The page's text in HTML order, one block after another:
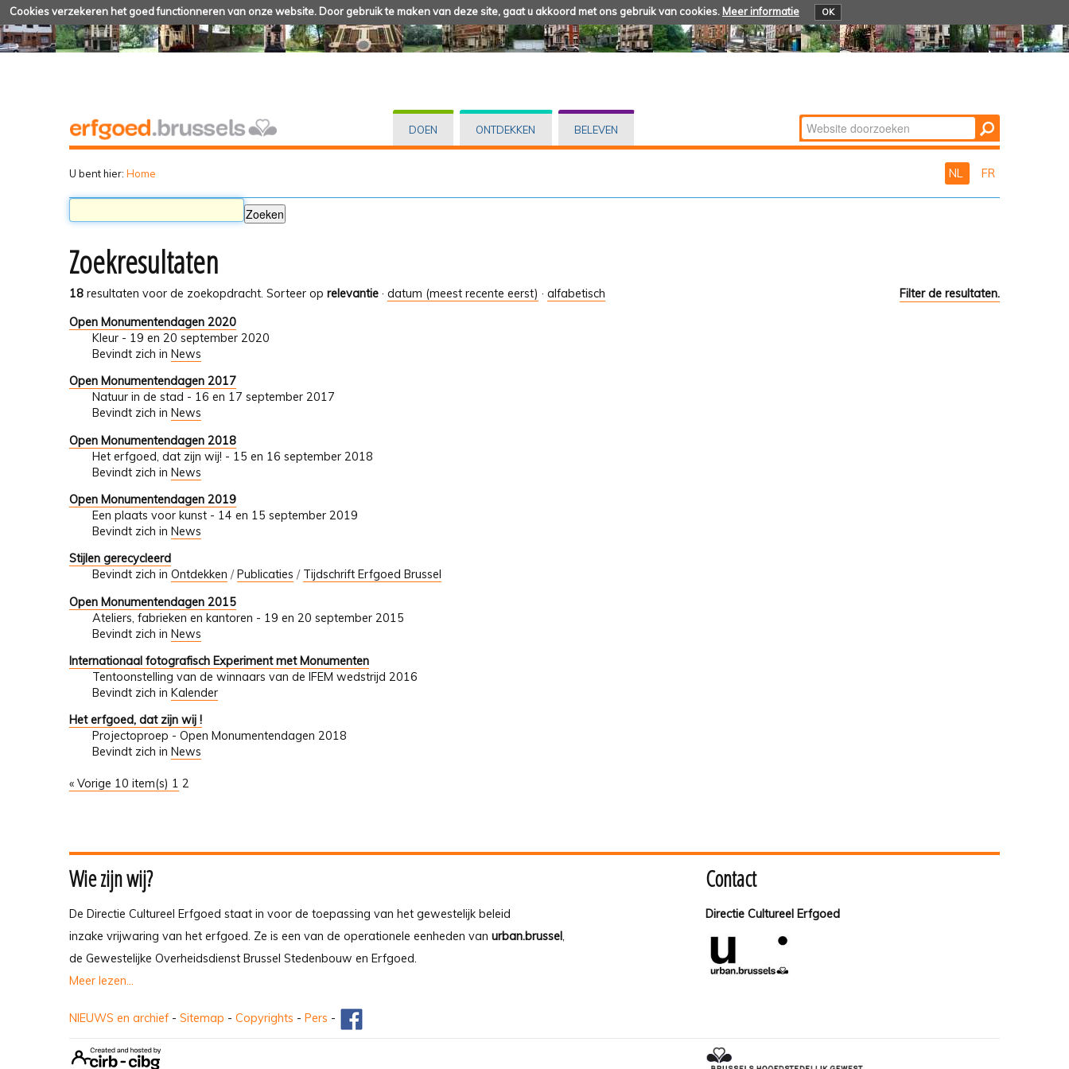
Cookies verzekeren het goed functionneren van onze website. Door gebruik te maken van deze site, gaat u akkoord met ons gebruik van cookies. Meer informatie OK
DOEN ONTDEKKEN BELEVEN Zoek
Geavanceerd
U bent hier: Home NL FR
Zoekresultaten
18 resultaten voor de zoekopdracht. Filter de resultaten.
Sorteer op relevantie · datum (meest recente eerst) · alfabetisch
Open Monumentendagen 2020
Kleur - 19 en 20 september 2020
Bevindt zich in News
Open Monumentendagen 2017
Natuur in de stad - 16 en 17 september 2017
Bevindt zich in News
Open Monumentendagen 2018
Het erfgoed, dat zijn wij! - 15 en 16 september 2018
Bevindt zich in News
Open Monumentendagen 2019
Een plaats voor kunst - 14 en 15 september 2019
Bevindt zich in News
Stijlen gerecycleerd
Bevindt zich in Ontdekken /Publicaties / Tijdschrift Erfgoed Brussel
Open Monumentendagen 2015
Ateliers, fabrieken en kantoren - 19 en 20 september 2015
Bevindt zich in News
Internationaal fotografisch Experiment met Monumenten
Tentoonstelling van de winnaars van de IFEM wedstrijd 2016
Bevindt zich in Kalender
Het erfgoed, dat zijn wij !
Projectoproep - Open Monumentendagen 2018
Bevindt zich in News
« Vorige 10 item(s) 1 2
Wie zijn wij?
De Directie Cultureel Erfgoed staat in voor de toepassing van het gewestelijk beleid
inzake vrijwaring van het erfgoed. Ze is een van de operationele eenheden van urban.brussel,
de Gewestelijke Overheidsdienst Brussel Stedenbouw en Erfgoed.
Meer lezen...
Contact
Directie Cultureel Erfgoed
NIEUWS en archief - Sitemap - Copyrights - Pers -